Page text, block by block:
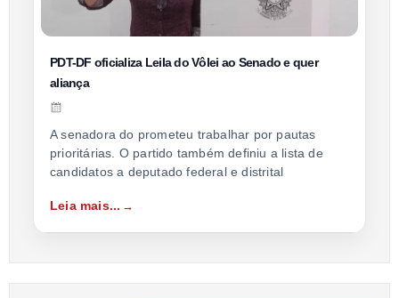
PDT-DF oficializa Leila do Vôlei ao Senado e quer
aliança
A senadora do prometeu trabalhar por pautas
prioritárias. O partido também definiu a lista de
candidatos a deputado federal e distrital
Leia mais...